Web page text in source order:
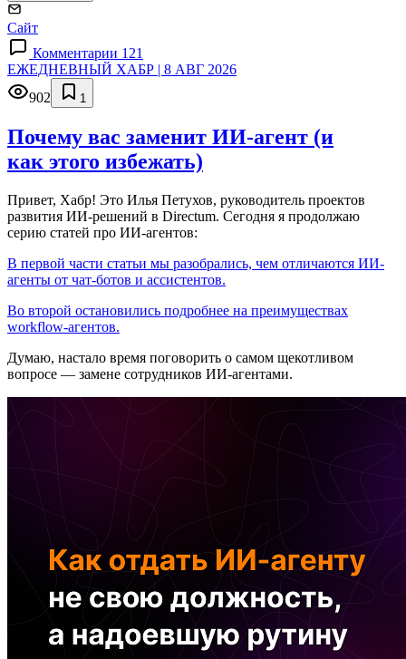
Сайт
Комментарии 121
ЕЖЕДНЕВНЫЙ ХАБР | 8 АВГ 2026
902
1
Почему вас заменит ИИ‑агент (и
как этого избежать)
Привет, Хабр! Это Илья Петухов, руководитель проектов
развития ИИ-решений в Directum. Сегодня я продолжаю
серию статей про ИИ-агентов:
В первой части статьи мы разобрались, чем отличаются ИИ-
агенты от чат-ботов и ассистентов.
Во второй остановились подробнее на преимуществах
workflow-агентов.
Думаю, настало время поговорить о самом щекотливом
вопросе — замене сотрудников ИИ-агентами.